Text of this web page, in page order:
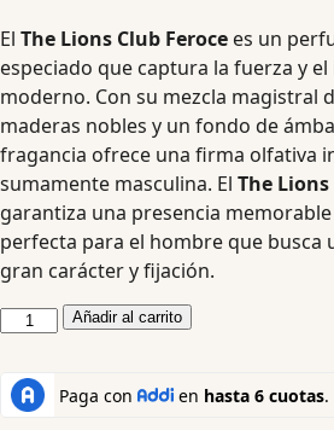
El The Lions Club Feroce es un
especiado que captura la fuerza y
moderno. Con su mezcla magistral
maderas nobles y un fondo de
fragancia ofrece una firma olfativa
sumamente masculina. El The Lions
garantiza una presencia
perfecta para el hombre que busca
gran carácter y fijación.
Añadir al carrito